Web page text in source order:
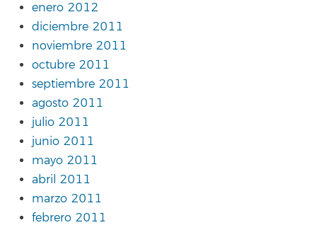
enero 2012
diciembre 2011
noviembre 2011
octubre 2011
septiembre 2011
agosto 2011
julio 2011
junio 2011
mayo 2011
abril 2011
marzo 2011
febrero 2011